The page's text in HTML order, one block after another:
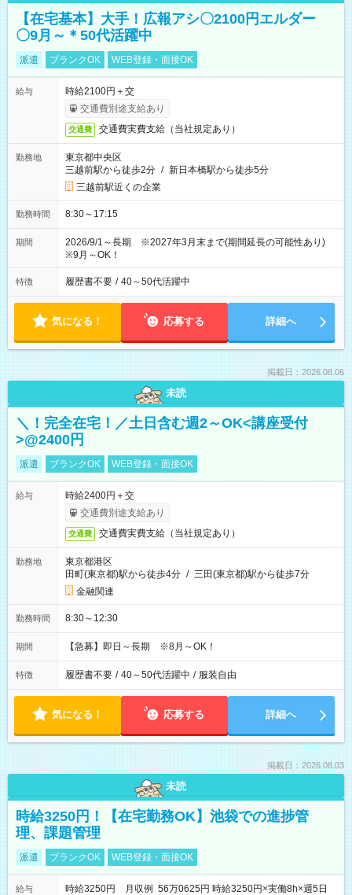
【在宅基本】大手！広報アシ〇2100円エルダー
〇9月～＊50代活躍中
派遣 ブランクOK WEB登録・面接OK
給与
時給2100円＋交
交通費別途支給あり
交通費 交通費実費支給（当社規定あり）
勤務地
東京都中央区
三越前駅から徒歩2分 / 新日本橋駅から徒歩5分
三越前駅近くの企業
勤務時間 8:30～17:15
期間
2026/9/1～長期 ※2027年3月末まで(期間延長の可能性あり)
※9月～OK！
特徴 履歴書不要 / 40～50代活躍中
気になる！ 応募する 詳細へ
掲載日：2026.08.06
未読
＼！完全在宅！／土日含む週2～OK<講座受付
>@2400円
派遣 ブランクOK WEB登録・面接OK
給与
時給2400円＋交
交通費別途支給あり
交通費 交通費実費支給（当社規定あり）
勤務地
東京都港区
田町(東京都)駅から徒歩4分 / 三田(東京都)駅から徒歩7分
金融関連
勤務時間 8:30～12:30
期間 【急募】即日～長期 ※8月～OK！
特徴 履歴書不要 / 40～50代活躍中 / 服装自由
気になる！ 応募する 詳細へ
掲載日：2026.08.03
未読
時給3250円！【在宅勤務OK】池袋での進捗管
理、課題管理
派遣 ブランクOK WEB登録・面接OK
給与
時給3250円 月収例 56万0625円 時給3250円×実働8h×週5日